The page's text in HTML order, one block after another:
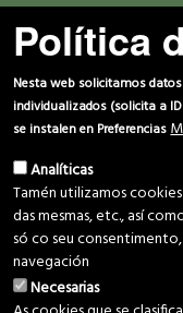
Inicio
Novas
Proxectos
Media
Biblioteca
Contacto
Política
Nesta web solicitamos
individualizados (solicita a
se instalen en Preferencias
Analíticas
Tamén utilizamos
das mesmas, etc., así
só co seu
navegación
Necesarias